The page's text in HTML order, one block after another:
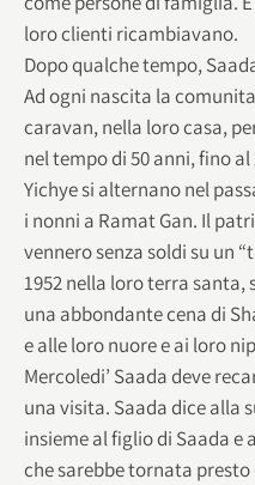
loro clienti ricambiavano.
Dopo qualche tempo,
Ad ogni nascita la
caravan, nella loro casa,
nel tempo di 50 anni, fino
Yichye si alternano nel
i nonni a Ramat Gan. Il
vennero senza soldi su un
1952 nella loro terra santa,
una abbondante cena di
e alle loro nuore e ai loro
Mercoledi’ Saada deve
una visita. Saada dice alla
insieme al figlio di Saada
che sarebbe tornata presto